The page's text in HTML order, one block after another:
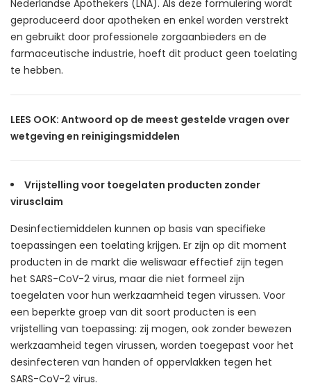
Nederlandse Apothekers (LNA). Als deze formulering wordt
geproduceerd door apotheken en enkel worden verstrekt
en gebruikt door professionele zorgaanbieders en de
farmaceutische industrie, hoeft dit product geen toelating
te hebben.
LEES OOK: Antwoord op de meest gestelde vragen over
wetgeving en reinigingsmiddelen
Vrijstelling voor toegelaten producten zonder
virusclaim
Desinfectiemiddelen kunnen op basis van specifieke
toepassingen een toelating krijgen. Er zijn op dit moment
producten in de markt die weliswaar effectief zijn tegen
het SARS-CoV-2 virus, maar die niet formeel zijn
toegelaten voor hun werkzaamheid tegen virussen. Voor
een beperkte groep van dit soort producten is een
vrijstelling van toepassing: zij mogen, ook zonder bewezen
werkzaamheid tegen virussen, worden toegepast voor het
desinfecteren van handen of oppervlakken tegen het
SARS-CoV-2 virus.